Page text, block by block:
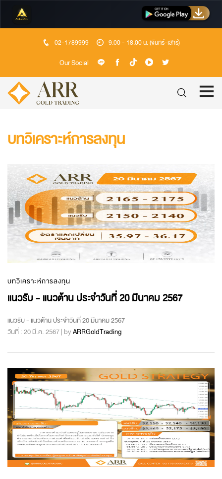
02-1789999 9.00 - 18.00 น. (จันทร์-เสาร์)
Our Social
บทวิเคราะห์การลงทุน
บทวิเคราะห์การลงทุน
แนวรับ - แนวต้าน ประจำวันที่ 20 มีนาคม 2567
แนวรับ - แนวต้าน ประจำวันที่ 20 มีนาคม 2567
วันที่ : 20 มี.ค. 2567 | byARRGoldTrading